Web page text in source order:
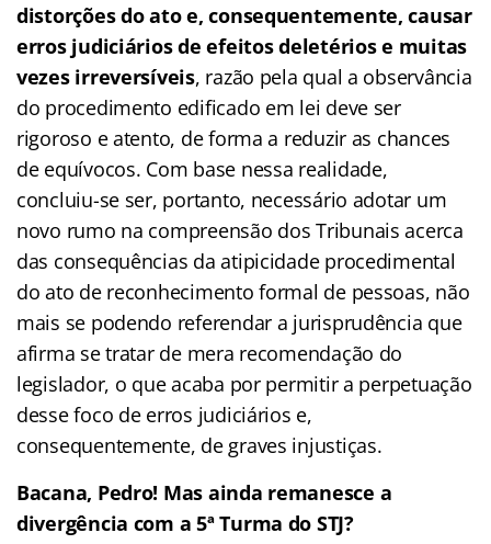
distorções do ato e, consequentemente, causar
erros judiciários de efeitos deletérios e muitas
vezes irreversíveis, razão pela qual a observância
do procedimento edificado em lei deve ser
rigoroso e atento, de forma a reduzir as chances
de equívocos. Com base nessa realidade,
concluiu-se ser, portanto, necessário adotar um
novo rumo na compreensão dos Tribunais acerca
das consequências da atipicidade procedimental
do ato de reconhecimento formal de pessoas, não
mais se podendo referendar a jurisprudência que
afirma se tratar de mera recomendação do
legislador, o que acaba por permitir a perpetuação
desse foco de erros judiciários e,
consequentemente, de graves injustiças.
Bacana, Pedro! Mas ainda remanesce a
divergência com a 5ª Turma do STJ?